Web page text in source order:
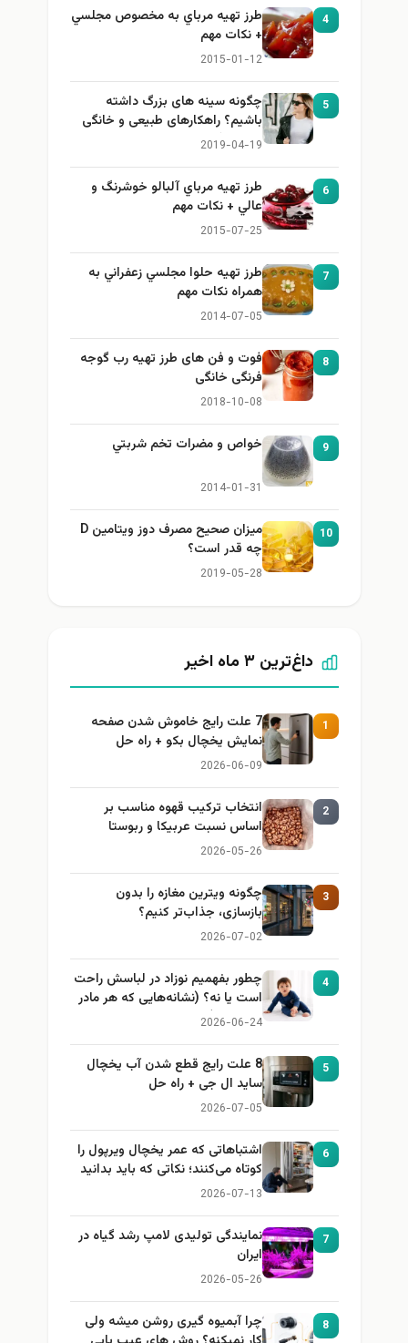
4
طرز تهيه مرباي به مخصوص مجلسي
+ نكات مهم
2015-01-12
5
چگونه سینه های بزرگ داشته
باشیم؟ راهکارهای طبیعی و خانگی
برای بزرگ کردن سینه
2019-04-19
6
طرز تهيه مرباي آلبالو خوشرنگ و
عالي + نكات مهم
2015-07-25
7
طرز تهيه حلوا مجلسي زعفراني به
همراه نكات مهم
2014-07-05
8
فوت و فن های طرز تهیه رب گوجه
فرنگی خانگی
2018-10-08
9 خواص و مضرات تخم شربتي
2014-01-31
10
میزان صحیح مصرف دوز ویتامین D
چه قدر است؟
2019-05-28
داغ‌ترین ۳ ماه اخیر
1
7 علت رایج خاموش شدن صفحه
نمایش یخچال بکو + راه حل
2026-06-09
2
انتخاب ترکیب قهوه مناسب بر
اساس نسبت عربیکا و ربوستا
2026-05-26
3
چگونه ویترین مغازه را بدون
بازسازی، جذاب‌تر کنیم؟
2026-07-02
4
چطور بفهمیم نوزاد در لباسش راحت
است یا نه؟ (نشانه‌هایی که هر مادر
باید بداند)
2026-06-24
5
8 علت رایج قطع شدن آب یخچال
ساید ال جی + راه حل
2026-07-05
6
اشتباهاتی که عمر یخچال ویرپول را
کوتاه می‌کنند؛ نکاتی که باید بدانید
2026-07-13
7
نمایندگی تولیدی لامپ رشد گیاه در
ایران
2026-05-26
8
چرا آبمیوه گیری روشن میشه ولی